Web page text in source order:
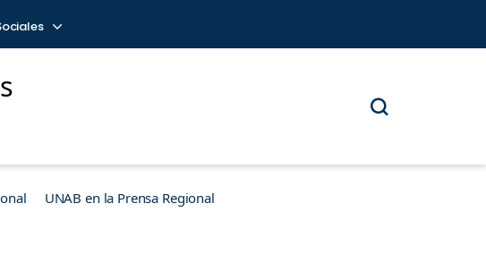
UNAB en la Prensa Regional